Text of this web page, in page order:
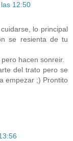
12:50
lo principal
se resienta de tu
hacen sonreir.
del trato pero se
empezar ;) Prontito